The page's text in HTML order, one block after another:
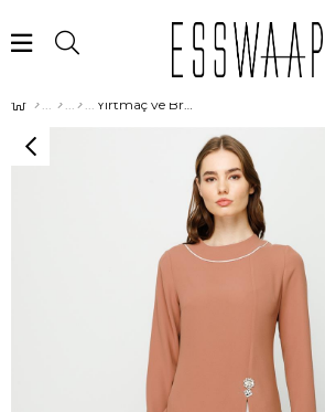
Yırtmaç ve Broş Detaylı Pantolonlu Takım Karamel